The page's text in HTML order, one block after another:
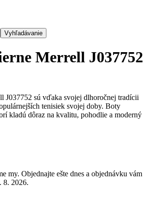
Vyhľadávanie
Merrell J037752
J037752 sú vďaka svojej dlhoročnej tradícii
tenisiek svojej doby. Boty
kladú dôraz na kvalitu, pohodlie a moderný
my. Objednajte ešte dnes a objednávku vám
8. 2026.